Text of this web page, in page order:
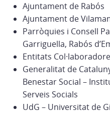
Ajuntament de Rabós
Ajuntament de
Parròquies i Consell
Garriguella, Rabós
Entitats
Generalitat de
Benestar Social –
Serveis Socials
UdG – Universitat de